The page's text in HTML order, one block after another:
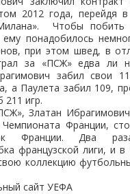
2012 года, перейдя
Чтобы побить
ему понадобилось
при этом швед, в
за «ПСЖ» едва ли
забил свои
а Паулета забил 109,
211 игр.
Златан
Франции,
Франции. Два
французской лиги, и в
коллекцию
сайт УЕФА